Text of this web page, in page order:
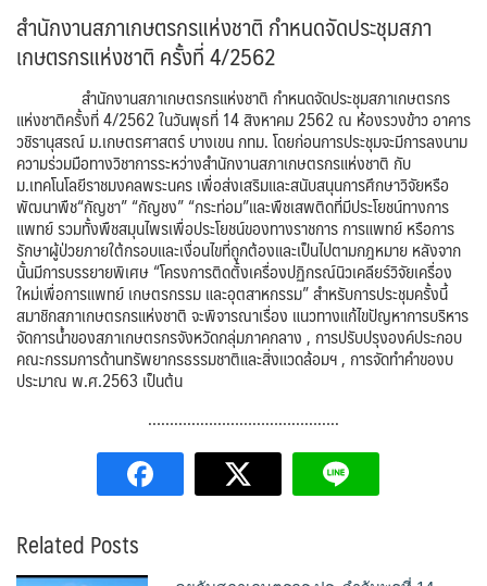
สำนักงานสภาเกษตรกรแห่งชาติ กำหนดจัดประชุมสภา
เกษตรกรแห่งชาติ ครั้งที่ 4/2562
สำนักงานสภาเกษตรกรแห่งชาติ กำหนดจัดประชุมสภาเกษตรกร
แห่งชาติครั้งที่ 4/2562 ในวันพุธที่ 14 สิงหาคม 2562 ณ ห้องรวงข้าว อาคาร
วชิรานุสรณ์ ม.เกษตรศาสตร์ บางเขน กทม. โดยก่อนการประชุมจะมีการลงนาม
ความร่วมมือทางวิชาการระหว่างสำนักงานสภาเกษตรกรแห่งชาติ กับ
ม.เทคโนโลยีราชมงคลพระนคร เพื่อส่งเสริมและสนับสนุนการศึกษาวิจัยหรือ
พัฒนาพืช“กัญชา” “กัญชง” “กระท่อม”และพืชเสพติดที่มีประโยชน์ทางการ
แพทย์ รวมทั้งพืชสมุนไพรเพื่อประโยชน์ของทางราชการ การแพทย์ หรือการ
รักษาผู้ป่วยภายใต้กรอบและเงื่อนไขที่ถูกต้องและเป็นไปตามกฎหมาย หลังจาก
นั้นมีการบรรยายพิเศษ “โครงการติดตั้งเครื่องปฏิกรณ์นิวเคลียร์วิจัยเครื่อง
ใหม่เพื่อการแพทย์ เกษตรกรรม และอุตสาหกรรม” สำหรับการประชุมครั้งนี้
สมาชิกสภาเกษตรกรแห่งชาติ จะพิจารณาเรื่อง แนวทางแก้ไขปัญหาการบริหาร
จัดการน้ำของสภาเกษตรกรจังหวัดกลุ่มภาคกลาง , การปรับปรุงองค์ประกอบ
คณะกรรมการด้านทรัพยากรธรรมชาติและสิ่งแวดล้อมฯ , การจัดทำคำของบ
ประมาณ พ.ศ.2563 เป็นต้น
……………………………………..
Related Posts